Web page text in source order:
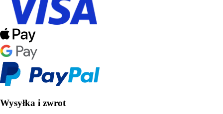
Wysyłka i zwrot